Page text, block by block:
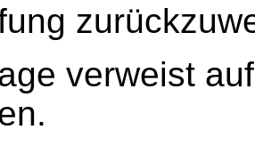
verweist